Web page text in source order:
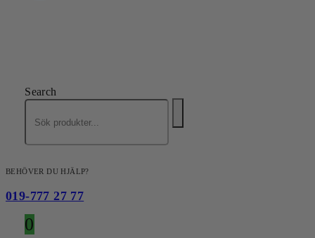
Search
BEHÖVER DU HJÄLP?
019-777 27 77
0